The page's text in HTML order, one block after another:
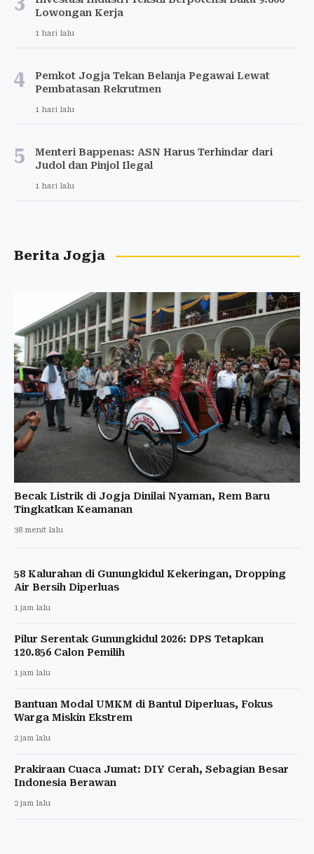
Lowongan Kerja
1 hari lalu
4
Pemkot Jogja Tekan Belanja Pegawai Lewat
Pembatasan Rekrutmen
1 hari lalu
5
Menteri Bappenas: ASN Harus Terhindar dari
Judol dan Pinjol Ilegal
1 hari lalu
Berita Jogja
Becak Listrik di Jogja Dinilai Nyaman, Rem Baru
Tingkatkan Keamanan
38 menit lalu
58 Kalurahan di Gunungkidul Kekeringan, Dropping
Air Bersih Diperluas
1 jam lalu
Pilur Serentak Gunungkidul 2026: DPS Tetapkan
120.856 Calon Pemilih
1 jam lalu
Bantuan Modal UMKM di Bantul Diperluas, Fokus
Warga Miskin Ekstrem
2 jam lalu
Prakiraan Cuaca Jumat: DIY Cerah, Sebagian Besar
Indonesia Berawan
2 jam lalu